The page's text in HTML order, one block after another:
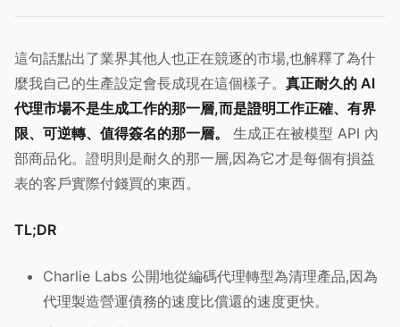
這句話點出了業界其他人也正在競逐的市場,也解釋了為什
麼我自己的生產設定會長成現在這個樣子。 真正耐久的 AI
代理市場不是生成工作的那一層,而是證明工作正確、有界
限、可逆轉、值得簽名的那一層。
生成正在被模型 API 內
部商品化。證明則是耐久的那一層,因為它才是每個有損益
表的客戶實際付錢買的東西。
TL;DR
Charlie Labs 公開地從編碼代理轉型為清理產品,因為
代理製造營運債務的速度比償還的速度更快。